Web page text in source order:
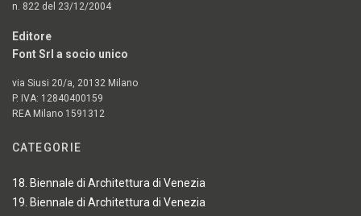
n. 822 del 23/12/2004
Editore
Font Srl a socio unico
via Siusi 20/a, 20132 Milano
P. IVA: 12840400159
REA Milano 1591312
CATEGORIE
18. Biennale di Architettura di Venezia
19. Biennale di Architettura di Venezia